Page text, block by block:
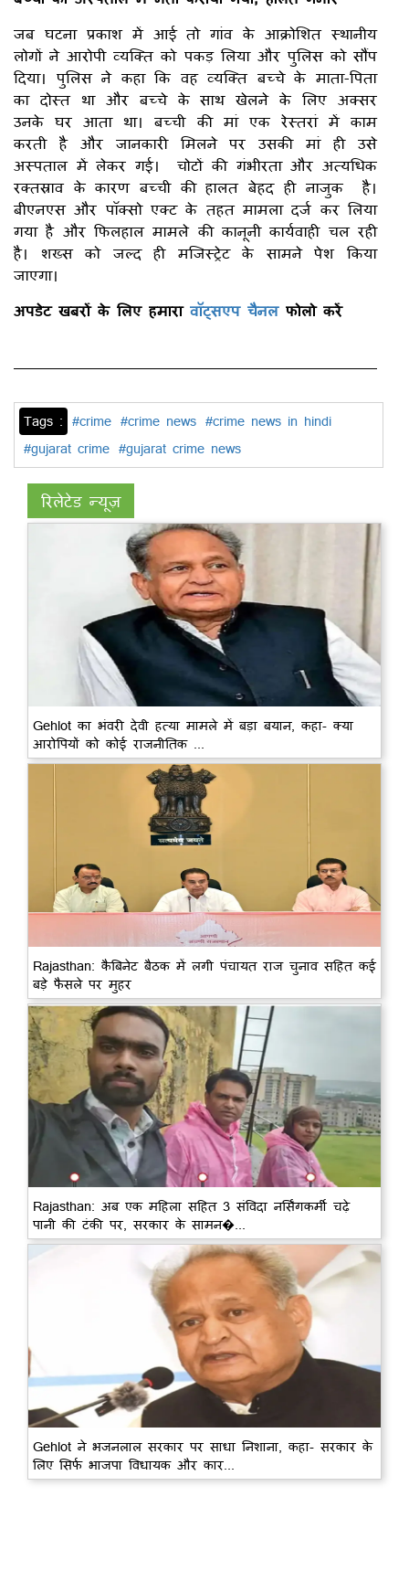
जब घटना प्रकाश में आई तो गांव के आक्रोशित स्थानीय
लोगों ने आरोपी व्यक्ति को पकड़ लिया और पुलिस को सौंप
दिया। पुलिस ने कहा कि वह व्यक्ति बच्चे के माता-पिता
का दोस्त था और बच्चे के साथ खेलने के लिए अक्सर
उनके घर आता था। बच्ची की मां एक रेस्तरां में काम
करती है और जानकारी मिलने पर उसकी मां ही उसे
अस्पताल में लेकर गई। चोटों की गंभीरता और अत्यधिक
रक्तस्राव के कारण बच्ची की हालत बेहद ही नाजुक है।
बीएनएस और पॉक्सो एक्ट के तहत मामला दर्ज कर लिया
गया है और फिलहाल मामले की कानूनी कार्यवाही चल रही
है। शख्स को जल्द ही मजिस्ट्रेट के सामने पेश किया
जाएगा।
अपडेट खबरों के लिए हमारा वॉट्सएप चैनल फोलो करें
Tags : #crime #crime news #crime news in hindi
#gujarat crime #gujarat crime news
रिलेटेड न्यूज़
Gehlot का भंवरी देवी हत्या मामले में बड़ा बयान, कहा- क्या
आरोपियों को कोई राजनीतिक ...
Rajasthan: कैबिनेट बैठक में लगी पंचायत राज चुनाव सहित कई
बड़े फैसले पर मुहर
Rajasthan: अब एक महिला सहित 3 संविदा नर्सिंगकर्मी चढ़े
पानी की टंकी पर, सरकार के सामन�...
Gehlot ने भजनलाल सरकार पर साधा निशाना, कहा- सरकार के
लिए सिर्फ भाजपा विधायक और कार...